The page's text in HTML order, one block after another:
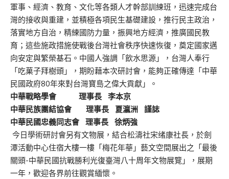
軍事、經濟、教育、文化等各類人才幹部訓練班，迅速完成台
灣的接收與重建，並積極各項民生基礎建設，推行民主政治，
落實地方自治，精練國防力量，振興地方經濟，推廣國民教
育；這些施政措施使戰後台灣社會秩序快速恢復，奠定國家邁
向安定與繁榮基石。中國人強調「飲水思源」，台灣人奉行
「吃菓子拜樹頭」，期盼藉本次研討會，能夠正確傳達「中華
民國政府80年來對台灣寶島之偉大貢獻」。
中華戰略學會 理事長 李本京
中華民族團結協會 理事長 夏瀛洲 謹誌
中華民國忠義同志會 理事長 徐炳強
今日學術研討會另有文物展，結合松濤社宋绪康社長，於劍
潭活動中心住宿大樓一樓「梅花年華」藝文空間展出之「最後
關頭-中華民國抗戰勝利光復臺灣八十周年文物展覽」，展期
一年，歡迎各界前往觀賞緬懷。